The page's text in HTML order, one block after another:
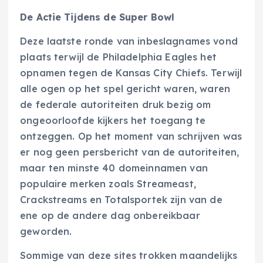
De Actie Tijdens de Super Bowl
Deze laatste ronde van inbeslagnames vond
plaats terwijl de Philadelphia Eagles het
opnamen tegen de Kansas City Chiefs. Terwijl
alle ogen op het spel gericht waren, waren
de federale autoriteiten druk bezig om
ongeoorloofde kijkers het toegang te
ontzeggen. Op het moment van schrijven was
er nog geen persbericht van de autoriteiten,
maar ten minste 40 domeinnamen van
populaire merken zoals Streameast,
Crackstreams en Totalsportek zijn van de
ene op de andere dag onbereikbaar
geworden.
Sommige van deze sites trokken maandelijks